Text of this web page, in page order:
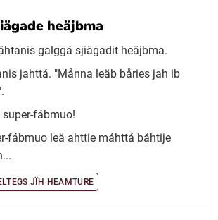
heäjbma
galggá sjiägadit heäjbma.
jahttá. "Månna leäb båries jah ib
fábmuo!
fábmuo leä ahttie máhttá båhtije
JÏH HEAMTURE